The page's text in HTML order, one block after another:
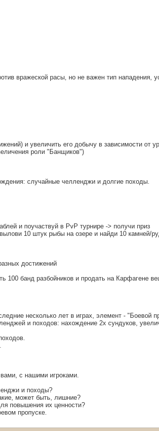
вражеской расы, но не важен тип нападения,
и увеличить его добычу в зависимости от
роли "Банщиков")
случайные челленджи и долгие походы.
и поучаствуй в PvP турнире -> получи приз
10 штук рыбы на озере и найди 10 камней/
достижений
100 банд разбойников и продать на Карфагене
несколько лет в играх, элемент - "Боевой
и походов: нахождение 2х сундуков,
с нашими игроками.
и походы?
может быть, лишние?
повышения их ценности?
пропуске.